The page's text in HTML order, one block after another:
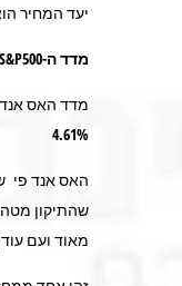
יעד המחיר הוא 1850 נקודות עד סוף
מדד ה-S&P500
4.61%
האס אנד פי
שהתיקון
מאוד ועם